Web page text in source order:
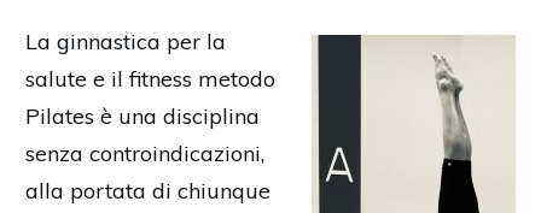
La ginnastica per la
salute e il fitness metodo
Pilates è una disciplina
senza controindicazioni,
alla portata di chiunque